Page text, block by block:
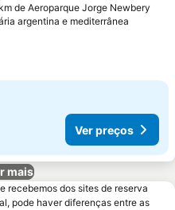
de Aeroparque Jorge Newbery
argentina e mediterrânea
Ver preços
mais
recebemos dos sites de reserva
pode haver diferenças entre as